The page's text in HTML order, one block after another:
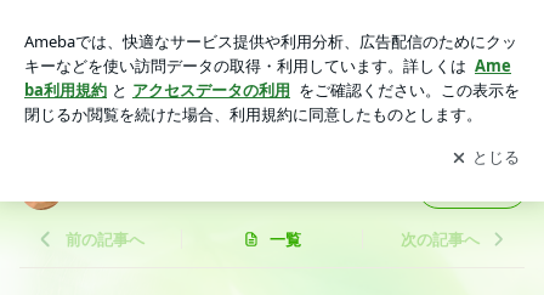
アプリをダウンロードして ブログの更新通知
を受け取りまし
ょう。
開く
前の記事へ 一覧 次の記事へ